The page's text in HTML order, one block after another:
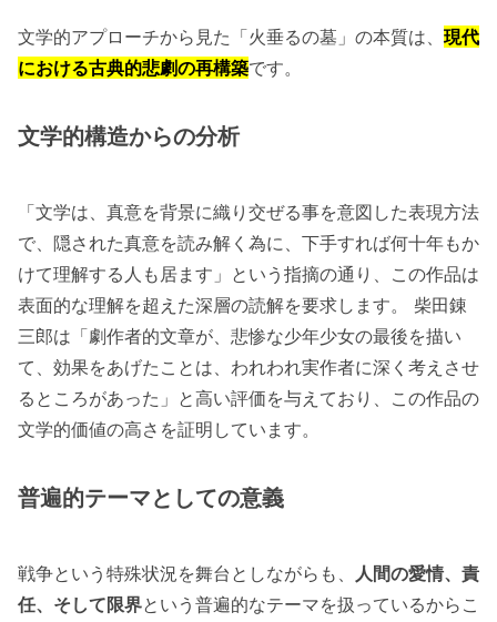
文学的アプローチから見た「火垂るの墓」の本質は、 現代
における古典的悲劇の再構築です。
文学的構造からの分析
「文学は、真意を背景に織り交ぜる事を意図した表現方法
で、隠された真意を読み解く為に、下手すれば何十年もか
けて理解する人も居ます」という指摘の通り、この作品は
表面的な理解を超えた深層の読解を要求します。 柴田錬
三郎は「劇作者的文章が、悲惨な少年少女の最後を描い
て、効果をあげたことは、われわれ実作者に深く考えさせ
るところがあった」と高い評価を与えており、この作品の
文学的価値の高さを証明しています。
普遍的テーマとしての意義
戦争という特殊状況を舞台としながらも、 人間の愛情、責
任、そして限界という普遍的なテーマを扱っているからこ